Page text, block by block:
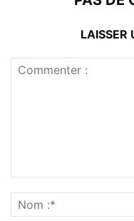
LAISSER